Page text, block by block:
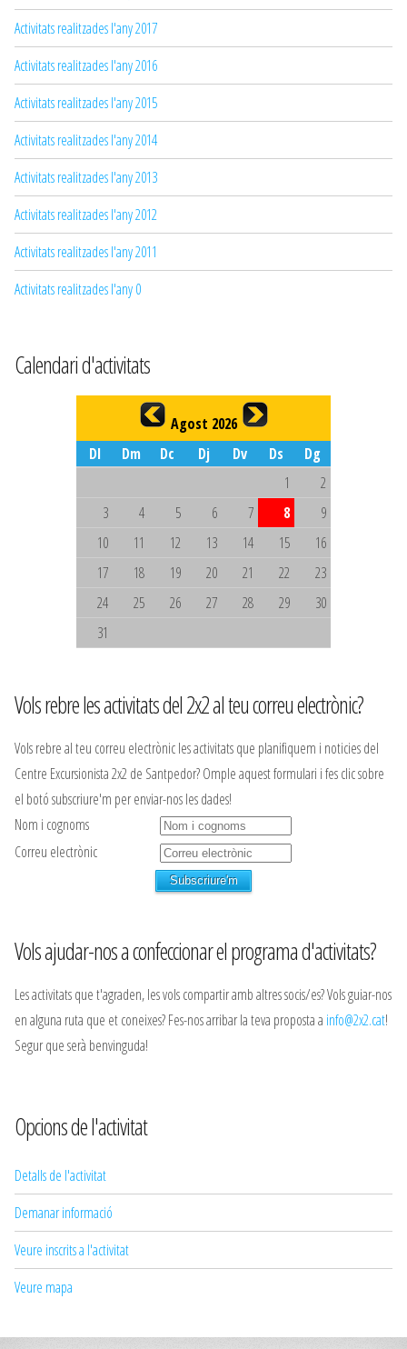
Activitats realitzades l'any 2017
Activitats realitzades l'any 2016
Activitats realitzades l'any 2015
Activitats realitzades l'any 2014
Activitats realitzades l'any 2013
Activitats realitzades l'any 2012
Activitats realitzades l'any 2011
Activitats realitzades l'any 0
Calendari d'activitats
Agost 2026
Dl
Dm Dc Dj Dv Ds
Dg
1
2
3
4 5 6 7 8
9
10
11 12 13 14 15
16
17
18 19 20 21 22
23
24
25 26 27 28 29
30
31
Vols rebre les activitats del 2x2 al teu correu electrònic?
Vols rebre al teu correu electrònic les activitats que planifiquem i noticies del
Centre Excursionista 2x2 de Santpedor? Omple aquest formulari i fes clic sobre
el botó subscriure'm per enviar-nos les dades!
Nom i cognoms
Correu electrònic
Vols ajudar-nos a confeccionar el programa d'activitats?
Les activitats que t'agraden, les vols compartir amb altres socis/es? Vols guiar-nos
en alguna ruta que et coneixes? Fes-nos arribar la teva proposta a info@2x2.cat!
Segur que serà benvinguda!
Opcions de l'activitat
Detalls de l'activitat
Demanar informació
Veure inscrits a l'activitat
Veure mapa